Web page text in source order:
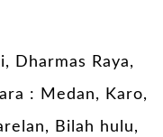
Dharmas Raya,
: Medan, Karo,
Bilah hulu,